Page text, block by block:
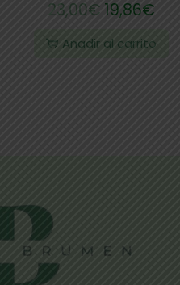
23,00€ 19,86€
Añadir al carrito